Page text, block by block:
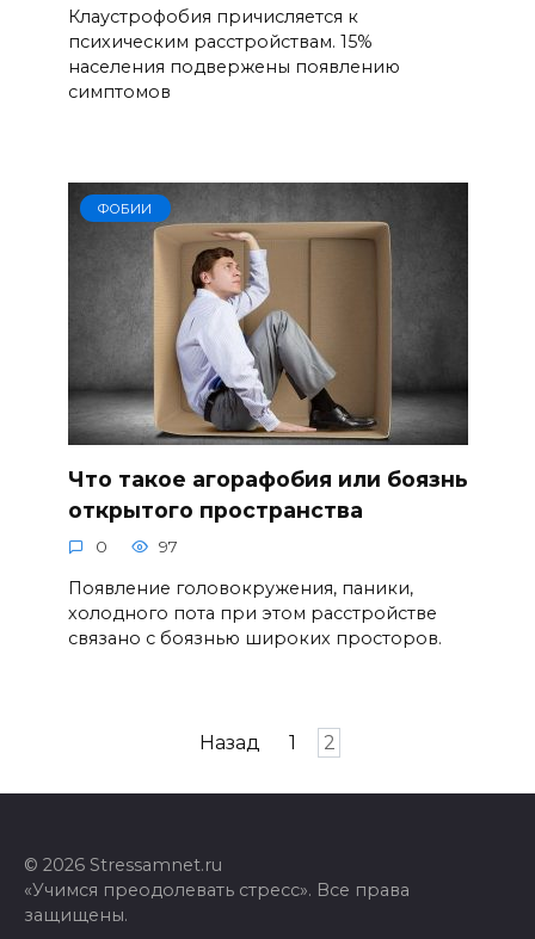
Клаустрофобия причисляется к
психическим расстройствам. 15%
населения подвержены появлению
симптомов
ФОБИИ
Что такое агорафобия или боязнь
открытого пространства
0 97
Появление головокружения, паники,
холодного пота при этом расстройстве
связано с боязнью широких просторов.
Назад 1 2
© 2026 Stressamnet.ru
«Учимся преодолевать стресс». Все права
защищены.